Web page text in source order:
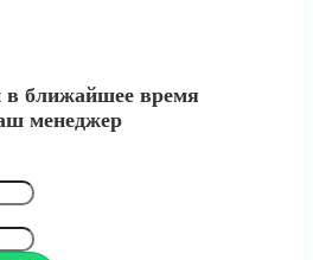
в ближайшее время
менеджер